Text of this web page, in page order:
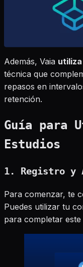
Además, Vaia utiliza
técnica que
repasos en
retención.
Guía para
Estudios
1. Registro y
Para comenzar, te
Puedes utilizar tu
para completar este